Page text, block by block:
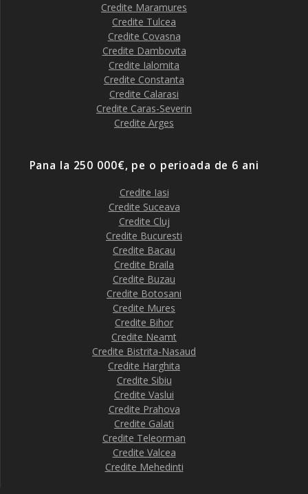
Credite Maramures
Credite Tulcea
Credite Covasna
Credite Dambovita
Credite Ialomita
Credite Constanta
Credite Calarasi
Credite Caras-Severin
Credite Arges
Pana la 250 000€, pe o perioada de 6 ani
Credite Iasi
Credite Suceava
Credite Cluj
Credite Bucuresti
Credite Bacau
Credite Braila
Credite Buzau
Credite Botosani
Credite Mures
Credite Bihor
Credite Neamt
Credite Bistrita-Nasaud
Credite Harghita
Credite Sibiu
Credite Vaslui
Credite Prahova
Credite Galati
Credite Teleorman
Credite Valcea
Credite Mehedinti